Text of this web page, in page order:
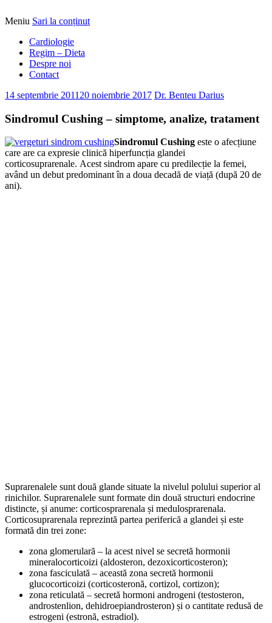
DrBendo.ro
Alimentatia sa iti fie medicatia
Meniu Sari la conținut
Cardiologie
Regim – Dieta
Despre noi
Contact
14 septembrie 2011 20 noiembrie 2017 Dr. Benteu Darius
Sindromul Cushing – simptome, analize, tratament
Sindromul Cushing este o afecțiune
care are ca expresie clinică hiperfuncția glandei
corticosuprarenale. Acest sindrom apare cu predilecție la femei,
având un debut predominant în a doua decadă de viață (după 20 de
ani).
Suprarenalele sunt două glande situate la nivelul polului superior al
rinichilor. Suprarenalele sunt formate din două structuri endocrine
distincte, și anume: corticosprarenala și medulosprarenala.
Corticosuprarenala reprezintă partea periferică a glandei și este
formată din trei zone:
zona glomerulară – la acest nivel se secretă hormonii
mineralocorticoizi (aldosteron, dezoxicorticosteron);
zona fasciculată – această zona secretă hormonii
glucocorticoizi (corticosteronă, cortizol, cortizon);
zona reticulată – secretă hormoni androgeni (testosteron,
androstenlion, dehidroepiandrosteron) și o cantitate redusă de
estrogeni (estronă, estradiol).